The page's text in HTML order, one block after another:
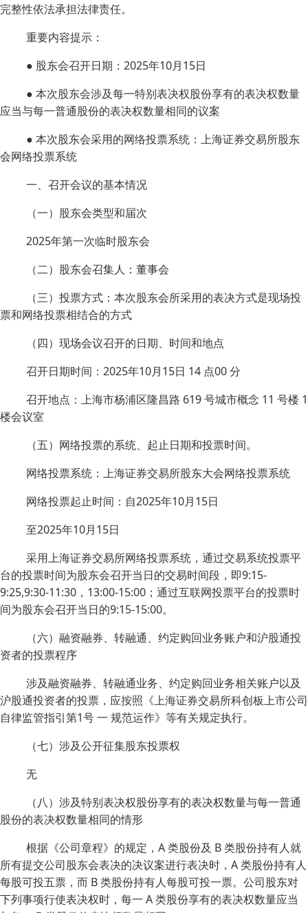
完整性依法承担法律责任。
重要内容提示：
● 股东会召开日期：2025年10月15日
● 本次股东会涉及每一特别表决权股份享有的表决权数量
应当与每一普通股份的表决权数量相同的议案
● 本次股东会采用的网络投票系统：上海证券交易所股东
会网络投票系统
一、召开会议的基本情况
（一）股东会类型和届次
2025年第一次临时股东会
（二）股东会召集人：董事会
（三）投票方式：本次股东会所采用的表决方式是现场投
票和网络投票相结合的方式
（四）现场会议召开的日期、时间和地点
召开日期时间：2025年10月15日 14 点00 分
召开地点：上海市杨浦区隆昌路 619 号城市概念 11 号楼 1
楼会议室
（五）网络投票的系统、起止日期和投票时间。
网络投票系统：上海证券交易所股东大会网络投票系统
网络投票起止时间：自2025年10月15日
至2025年10月15日
采用上海证券交易所网络投票系统，通过交易系统投票平
台的投票时间为股东会召开当日的交易时间段，即9:15-
9:25,9:30-11:30，13:00-15:00；通过互联网投票平台的投票时
间为股东会召开当日的9:15-15:00。
（六）融资融券、转融通、约定购回业务账户和沪股通投
资者的投票程序
涉及融资融券、转融通业务、约定购回业务相关账户以及
沪股通投资者的投票，应按照《上海证券交易所科创板上市公司
自律监管指引第1号 一 规范运作》等有关规定执行。
（七）涉及公开征集股东投票权
无
（八）涉及特别表决权股份享有的表决权数量与每一普通
股份的表决权数量相同的情形
根据《公司章程》的规定，A 类股份及 B 类股份持有人就
所有提交公司股东会表决的决议案进行表决时，A 类股份持有人
每股可投五票，而 B 类股份持有人每股可投一票。公司股东对
下列事项行使表决权时，每一 A 类股份享有的表决权数量应当